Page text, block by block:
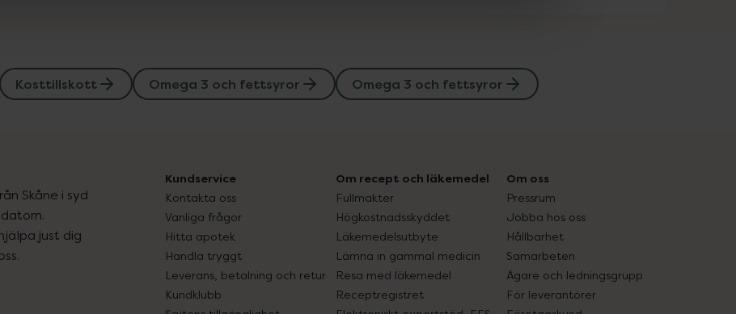
Kosttillskott Omega 3 och fettsyror Omega 3 och fettsyror
Skåne i syd
just dig
Kundservice
Kontakta oss
Vanliga frågor
Hitta apotek
Handla tryggt
Leverans, betalning och retur
Kundklubb
Om recept och läkemedel
Fullmakter
Högkostnadsskyddet
Läkemedelsutbyte
Lämna in gammal medicin
Resa med läkemedel
Receptregistret
Om oss
Pressrum
Jobba hos oss
Hållbarhet
Samarbeten
Ägare och ledningsgrupp
För leverantörer